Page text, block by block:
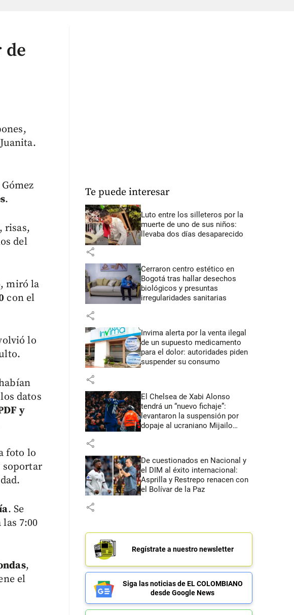
de
.
risas,
del
miró la
con el
lo
datos
y
foto lo
soportar
. Se
7:00
,
el
Te puede interesar
Luto entre los silleteros por la
muerte de uno de sus niños:
llevaba dos días desaparecido
share
Cerraron centro estético en
Bogotá tras hallar desechos
biológicos y presuntas
irregularidades sanitarias
share
Invima alerta por la venta ilegal
de un supuesto medicamento
para el dolor: autoridades piden
suspender su consumo
share
El Chelsea de Xabi Alonso
tendrá un “nuevo fichaje”:
levantaron la suspensión por
dopaje al ucraniano Mijailo
share
De cuestionados en Nacional y
el DIM al éxito internacional:
Asprilla y Restrepo renacen con
el Bolívar de la Paz
share
Regístrate a nuestro newsletter
Siga las noticias de EL COLOMBIANO
desde Google News